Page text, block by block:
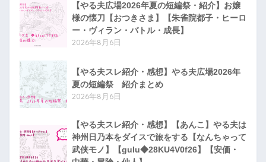
【やる夫広場2026年夏の短編祭・紹介】お嬢
様の懐刀【おつきさま】【朱雀院都子・ヒーロ
ー・ヴィラン・バトル・成長】
2026年8月6日
【やる夫スレ紹介・感想】やる夫広場2026年
夏の短編祭 紹介まとめ
2026年8月6日
【やる夫スレ紹介・感想】【あんこ】やる夫は
神州日乃本をダイスで旅をする【なんちゃって
武侠モノ】【gulu◆28KU4V0f26】【安価・